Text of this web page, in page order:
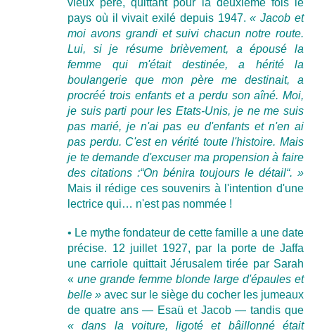
vieux père, quittant pour la deuxième fois le
pays où il vivait exilé depuis 1947.« Jacob et
moi avons grandi et suivi chacun notre route.
Lui, si je résume brièvement, a épousé la
femme qui m'était destinée, a hérité la
boulangerie que mon père me destinait, a
procréé trois enfants et a perdu son aîné. Moi,
je suis parti pour les Etats-Unis, je ne me suis
pas marié, je n'ai pas eu d'enfants et n'en ai
pas perdu. C'est en vérité toute l'histoire. Mais
je te demande d'excuser ma propension à faire
des citations :“On bénira toujours le détail“. »
Mais il rédige ces souvenirs à l'intention d'une
lectrice qui… n'est pas nommée !
• Le mythe fondateur de cette famille a une date
précise. 12 juillet 1927, par la porte de Jaffa
une carriole quittait Jérusalem tirée par Sarah
« une grande femme blonde large d'épaules et
belle » avec sur le siège du cocher les jumeaux
de quatre ans — Esaü et Jacob — tandis que
« dans la voiture, ligoté et bâillonné était